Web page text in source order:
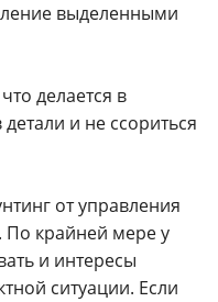
выделенными
делается в
и не ссориться
от управления
По крайней мере у
и интересы
ситуации. Если